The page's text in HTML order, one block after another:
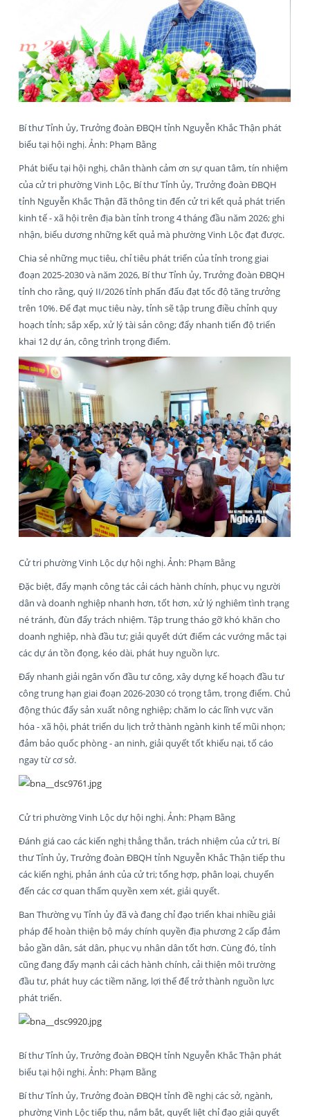
Bí thư Tỉnh ủy, Trưởng đoàn ĐBQH tỉnh Nguyễn Khắc Thận phát
biểu tại hội nghị. Ảnh: Phạm Bằng
Phát biểu tại hội nghị, chân thành cảm ơn sự quan tâm, tín nhiệm
của cử tri phường Vinh Lộc, Bí thư Tỉnh ủy, Trưởng đoàn ĐBQH
tỉnh Nguyễn Khắc Thận đã thông tin đến cử tri kết quả phát triển
kinh tế - xã hội trên địa bàn tỉnh trong 4 tháng đầu năm 2026; ghi
nhận, biểu dương những kết quả mà phường Vinh Lộc đạt được.
Chia sẻ những mục tiêu, chỉ tiêu phát triển của tỉnh trong giai
đoạn 2025-2030 và năm 2026, Bí thư Tỉnh ủy, Trưởng đoàn ĐBQH
tỉnh cho rằng, quý II/2026 tỉnh phấn đấu đạt tốc độ tăng trưởng
trên 10%. Để đạt mục tiêu này, tỉnh sẽ tập trung điều chỉnh quy
hoạch tỉnh; sắp xếp, xử lý tài sản công; đẩy nhanh tiến độ triển
khai 12 dự án, công trình trọng điểm.
Cử tri phường Vinh Lộc dự hội nghị. Ảnh: Phạm Bằng
Đặc biệt, đẩy mạnh công tác cải cách hành chính, phục vụ người
dân và doanh nghiệp nhanh hơn, tốt hơn, xử lý nghiêm tình trạng
né tránh, đùn đẩy trách nhiệm. Tập trung tháo gỡ khó khăn cho
doanh nghiệp, nhà đầu tư; giải quyết dứt điểm các vướng mắc tại
các dự án tồn đọng, kéo dài, phát huy nguồn lực.
Đẩy nhanh giải ngân vốn đầu tư công, xây dựng kế hoạch đầu tư
công trung hạn giai đoạn 2026-2030 có trọng tâm, trọng điểm. Chủ
động thúc đẩy sản xuất nông nghiệp; chăm lo các lĩnh vực văn
hóa - xã hội, phát triển du lịch trở thành ngành kinh tế mũi nhọn;
đảm bảo quốc phòng - an ninh, giải quyết tốt khiếu nại, tố cáo
ngay từ cơ sở.
Cử tri phường Vinh Lộc dự hội nghị. Ảnh: Phạm Bằng
Đánh giá cao các kiến nghị thẳng thắn, trách nhiệm của cử tri, Bí
thư Tỉnh ủy, Trưởng đoàn ĐBQH tỉnh Nguyễn Khắc Thận tiếp thu
các kiến nghị, phản ánh của cử tri; tổng hợp, phân loại, chuyển
đến các cơ quan thẩm quyền xem xét, giải quyết.
Ban Thường vụ Tỉnh ủy đã và đang chỉ đạo triển khai nhiều giải
pháp để hoàn thiện bộ máy chính quyền địa phương 2 cấp đảm
bảo gần dân, sát dân, phục vụ nhân dân tốt hơn. Cùng đó, tỉnh
cũng đang đẩy mạnh cải cách hành chính, cải thiện môi trường
đầu tư, phát huy các tiềm năng, lợi thế để trở thành nguồn lực
phát triển.
Bí thư Tỉnh ủy, Trưởng đoàn ĐBQH tỉnh Nguyễn Khắc Thận phát
biểu tại hội nghị. Ảnh: Phạm Bằng
Bí thư Tỉnh ủy, Trưởng đoàn ĐBQH tỉnh đề nghị các sở, ngành,
phường Vinh Lộc tiếp thu, nắm bắt, quyết liệt chỉ đạo giải quyết